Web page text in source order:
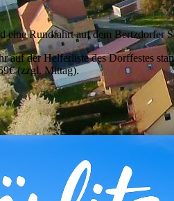
eine Rundfahrt auf dem Bertzdorfer
der Helferliste des Dorffestes
(zzgl. Mittag).